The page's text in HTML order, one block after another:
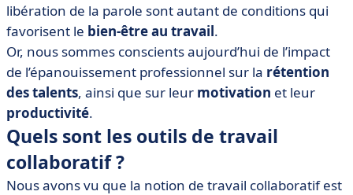
libération de la parole sont autant de conditions qui
favorisent le bien-être au travail.
Or, nous sommes conscients aujourd’hui de l’impact
de l’épanouissement professionnel sur la rétention
des talents, ainsi que sur leur motivation et leur
productivité.
Quels sont les outils de travail
collaboratif ?
Nous avons vu que la notion de travail collaboratif est